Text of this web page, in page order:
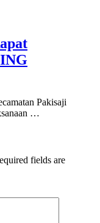
Pakisaji
…
fields are